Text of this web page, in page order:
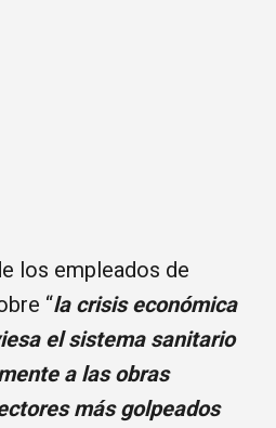
los empleados de
“la crisis económica
el sistema sanitario
a las obras
más golpeados